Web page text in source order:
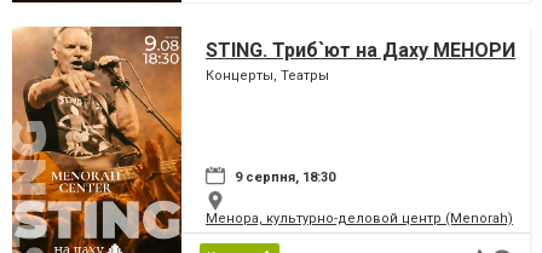
STING. Триб`ют на Даху МЕНОРИ
Концерты, Театры
9 серпня, 18:30
Менора, культурно-деловой центр (Menorah)